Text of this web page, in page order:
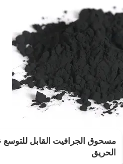
مسحوق الجرافيت القابل للتوسع
الحريق